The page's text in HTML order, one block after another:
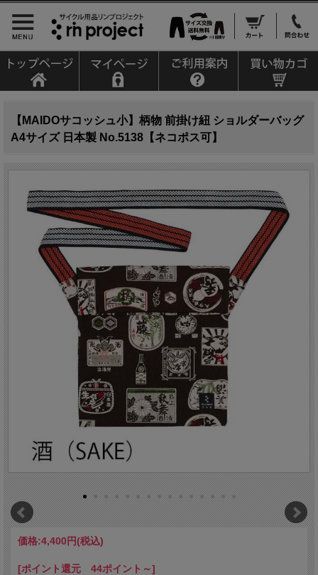
【MAIDOサコッシュ小】柄物 前掛け紐 ショルダーバッグ
A4サイズ 日本製 No.5138【ネコポス可】
価格:4,400円(税込)
[ポイント還元 44ポイント～]